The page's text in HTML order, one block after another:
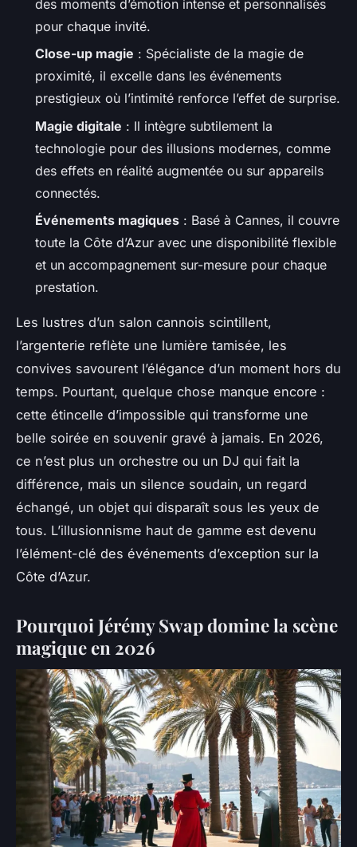
des moments d’émotion intense et personnalisés
pour chaque invité.
Close-up magie : Spécialiste de la magie de
proximité, il excelle dans les événements
prestigieux où l’intimité renforce l’effet de surprise.
Magie digitale : Il intègre subtilement la
technologie pour des illusions modernes, comme
des effets en réalité augmentée ou sur appareils
connectés.
Événements magiques : Basé à Cannes, il couvre
toute la Côte d’Azur avec une disponibilité flexible
et un accompagnement sur-mesure pour chaque
prestation.
Les lustres d’un salon cannois scintillent,
l’argenterie reflète une lumière tamisée, les
convives savourent l’élégance d’un moment hors du
temps. Pourtant, quelque chose manque encore :
cette étincelle d’impossible qui transforme une
belle soirée en souvenir gravé à jamais. En 2026,
ce n’est plus un orchestre ou un DJ qui fait la
différence, mais un silence soudain, un regard
échangé, un objet qui disparaît sous les yeux de
tous. L’illusionnisme haut de gamme est devenu
l’élément-clé des événements d’exception sur la
Côte d’Azur.
Pourquoi Jérémy Swap domine la scène
magique en 2026